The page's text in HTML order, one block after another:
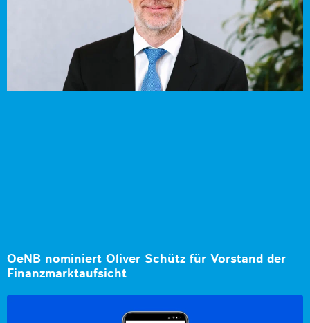
OeNB nominiert Oliver Schütz für Vorstand der
Finanzmarktaufsicht